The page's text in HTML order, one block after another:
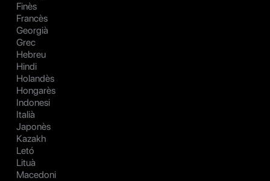
Finès
Francès
Georgià
Grec
Hebreu
Hindi
Holandès
Hongarès
Indonesi
Italià
Japonès
Kazakh
Letó
Lituà
Macedoni